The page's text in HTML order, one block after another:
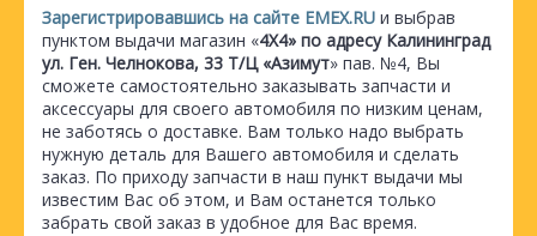
Зарегистрировавшись на сайте EMEX.RU и выбрав
пунктом выдачи магазин «4Х4» по адресу Калининград
ул. Ген. Челнокова, 33 Т/Ц «Азимут» пав. №4, Вы
сможете самостоятельно заказывать запчасти и
аксессуары для своего автомобиля по низким ценам,
не заботясь о доставке. Вам только надо выбрать
нужную деталь для Вашего автомобиля и сделать
заказ. По приходу запчасти в наш пункт выдачи мы
известим Вас об этом, и Вам останется только
забрать свой заказ в удобное для Вас время.